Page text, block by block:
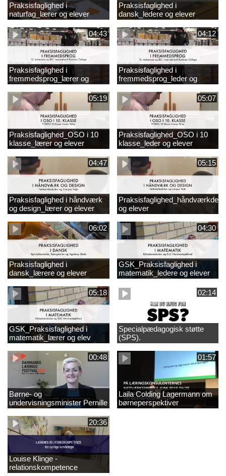
Praksisfaglighed i
naturfag_lærer og elever
Praksisfaglighed i
dansk_ledere og elever
04:43
Praksisfaglighed i
fremmedsprog_lærer og
elever
04:12
Praksisfaglighed i
fremmedsprog_leder og
elever
05:19
Praksisfaglighed_OSO i 10
klasse_lærer og elever
05:07
Praksisfaglighed_OSO i 10
klasse_leder og elever
04:47
Praksisfaglighed i håndværk
og design_lærer og elever
05:15
og elever
06:02
Praksisfaglighed i
dansk_lærere og elever
04:30
GSK_Praksisfaglighed i
matematik_ledere og elever
05:18
GSK_Praksisfaglighed i
matematik_lærer og elev
02:14
Specialpædagogisk støtte
(SPS).
00:48
Børne- og
undervisningsminister Pernille
Rosenkrantz-Theil inviterer til
DKLF 2020
01:57
Laila Colding Lagermann om
børneperspektiver
20:36
Louise Klinge -
relationskompetence